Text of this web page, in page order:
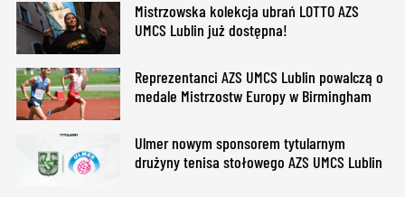
Mistrzowska kolekcja ubrań LOTTO AZS
UMCS Lublin już dostępna!
Reprezentanci AZS UMCS Lublin powalczą o
medale Mistrzostw Europy w Birmingham
Ulmer nowym sponsorem tytularnym
drużyny tenisa stołowego AZS UMCS Lublin